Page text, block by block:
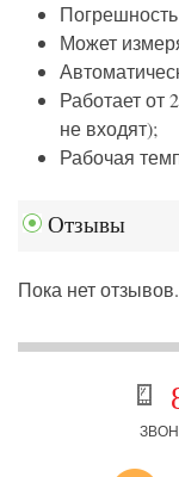
Может
Работает от
не входят);
Рабочая
Отзывы
Пока нет отзывов.